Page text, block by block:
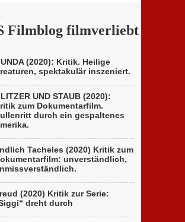
Filmblog filmverliebt
(2020): Kritik. Heilige
spektakulär inszeniert.
UND STAUB (2020):
zum Dokumentarfilm.
durch ein gespaltenes
Tacheles (2020) Kritik zum
unverständlich,
(2020) Kritik zur Serie:
dreht durch